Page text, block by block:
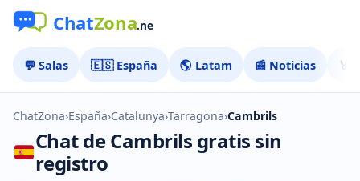
💬 Salas 🇪🇸 España 🌎 Latam 📰 Noticias 🏅
ChatZona›España›Catalunya›Tarragona›Cambrils
Chat de Cambrils gratis sin
registro